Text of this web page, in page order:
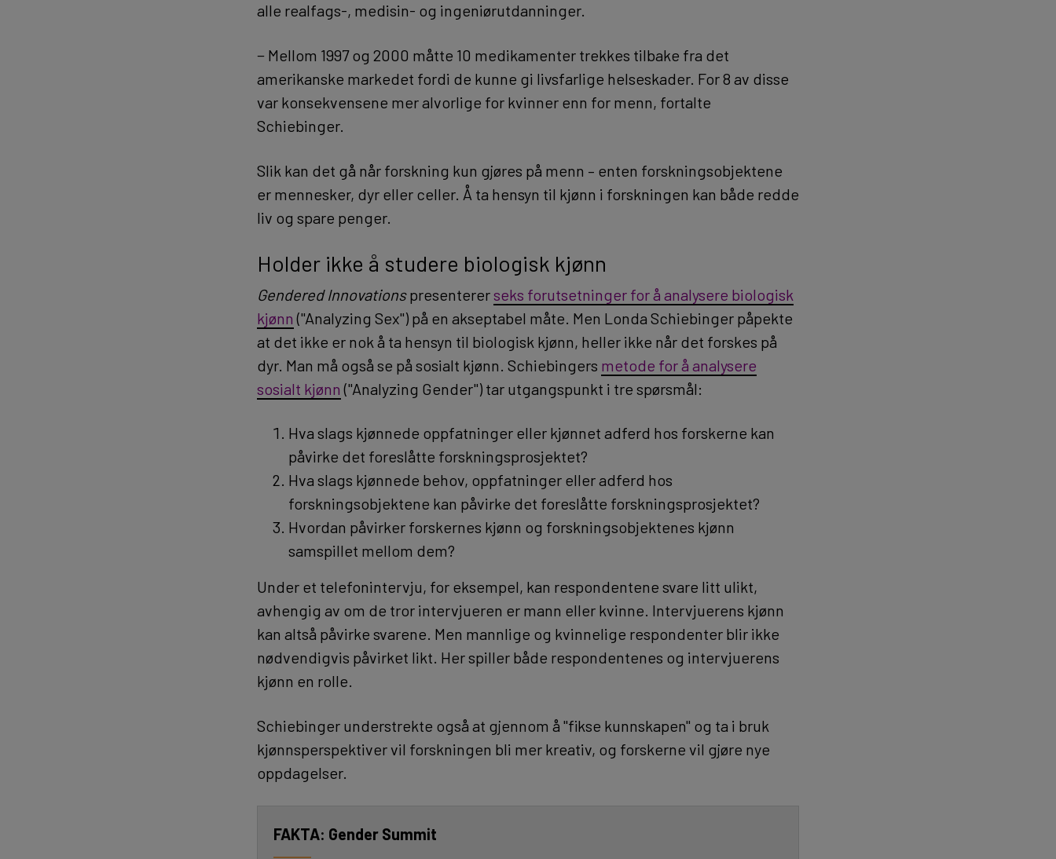
alle realfags-, medisin- og ingeniørutdanninger.
− Mellom 1997 og 2000 måtte 10 medikamenter trekkes tilbake fra det
amerikanske markedet fordi de kunne gi livsfarlige helseskader. For 8 av disse
var konsekvensene mer alvorlige for kvinner enn for menn, fortalte
Schiebinger.
Slik kan det gå når forskning kun gjøres på menn – enten forskningsobjektene
er mennesker, dyr eller celler. Å ta hensyn til kjønn i forskningen kan både redde
liv og spare penger.
Holder ikke å studere biologisk kjønn
Gendered Innovationspresentererseks forutsetninger for å analysere biologisk
kjønn ("Analyzing Sex") på en akseptabel måte. Men Londa Schiebinger påpekte
at det ikke er nok å ta hensyn til biologisk kjønn, heller ikke når det forskes på
dyr. Man må også se på sosialt kjønn. Schiebingers metode for å analysere
sosialt kjønn ("Analyzing Gender") tar utgangspunkt i tre spørsmål:
Hva slags kjønnede oppfatninger eller kjønnet adferd hos forskerne kan
påvirke det foreslåtte forskningsprosjektet?
Hva slags kjønnede behov, oppfatninger eller adferd hos
forskningsobjektene kan påvirke det foreslåtte forskningsprosjektet?
Hvordan påvirker forskernes kjønn og forskningsobjektenes kjønn
samspillet mellom dem?
Under et telefonintervju, for eksempel, kan respondentene svare litt ulikt,
avhengig av om de tror intervjueren er mann eller kvinne. Intervjuerens kjønn
kan altså påvirke svarene. Men mannlige og kvinnelige respondenter blir ikke
nødvendigvis påvirket likt. Her spiller både respondentenes og intervjuerens
kjønn en rolle.
Schiebinger understrekte også at gjennom å "fikse kunnskapen" og ta i bruk
kjønnsperspektiver vil forskningen bli mer kreativ, og forskerne vil gjøre nye
oppdagelser.
Gender Summit